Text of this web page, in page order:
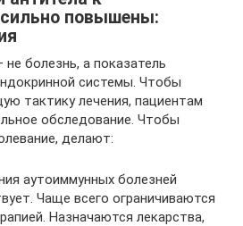
сильно повышены:
болезнь, а показатель
системы. Чтобы
тактику лечения, пациентам
обследование. Чтобы
делают:
аутоиммунных болезней
Чаще всего ограничиваются
Назначаются лекарства,